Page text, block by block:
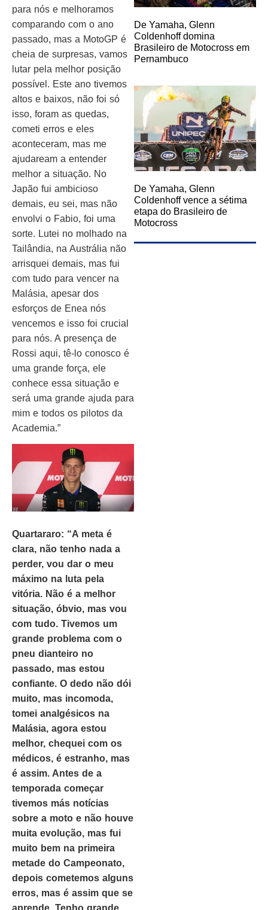
para nós e melhoramos
comparando com o ano
passado, mas a MotoGP é
cheia de surpresas, vamos
lutar pela melhor posição
possível. Este ano tivemos
altos e baixos, não foi só
isso, foram as quedas,
cometi erros e eles
aconteceram, mas me
ajudaream a entender
melhor a situação. No
Japão fui ambicioso
demais, eu sei, mas não
envolvi o Fabio, foi uma
sorte. Lutei no molhado na
Tailândia, na Austrália não
arrisquei demais, mas fui
com tudo para vencer na
Malásia, apesar dos
esforços de Enea nós
vencemos e isso foi crucial
para nós. A presença de
Rossi aqui, tê-lo conosco é
uma grande força, ele
conhece essa situação e
será uma grande ajuda para
mim e todos os pilotos da
Academia.”
Quartararo: “A meta é
clara, não tenho nada a
perder, vou dar o meu
máximo na luta pela
vitória. Não é a melhor
situação, óbvio, mas vou
com tudo. Tivemos um
grande problema com o
pneu dianteiro no
passado, mas estou
confiante. O dedo não dói
muito, mas incomoda,
tomei analgésicos na
Malásia, agora estou
melhor, chequei com os
médicos, é estranho, mas
é assim. Antes de a
temporada começar
tivemos más notícias
sobre a moto e não houve
muita evolução, mas fui
muito bem na primeira
metade do Campeonato,
depois cometemos alguns
erros, mas é assim que se
aprende. Tenho grande
De Yamaha, Glenn
Coldenhoff domina
Brasileiro de Motocross em
Pernambuco
De Yamaha, Glenn
Coldenhoff vence a sétima
etapa do Brasileiro de
Motocross